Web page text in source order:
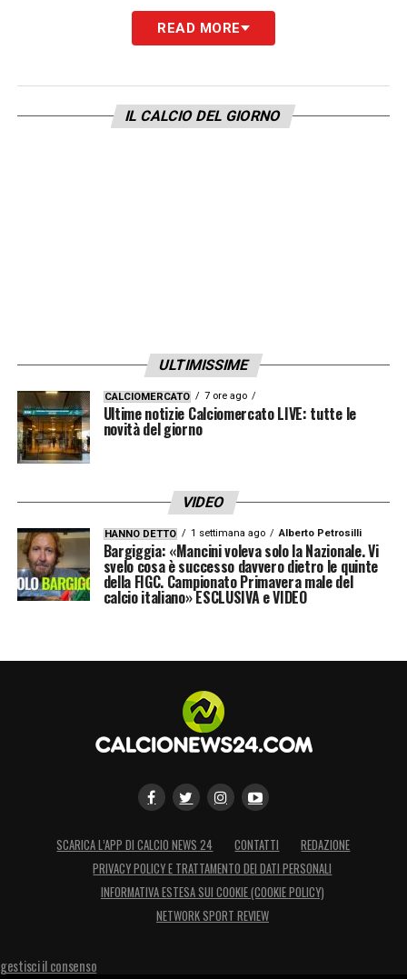
preparazione dei rossoblù di
Vincenzo Italiano: oggi la squadra ha svolto
a -2 da #BFCNapoli, la squadra si allenerà
READ MORE
IL CALCIO DEL GIORNO
ULTIMISSIME
CALCIOMERCATO 7 ore ago
Ultime notizie Calciomercato LIVE: tutte le
novità del giorno
VIDEO
HANNO DETTO 1 settimana ago Alberto Petrosilli
Bargiggia: «Mancini voleva solo la Nazionale. Vi
svelo cosa è successo davvero dietro le quinte
della FIGC. Campionato Primavera male del
calcio italiano» ESCLUSIVA e VIDEO
SCARICA L’APP DI CALCIO NEWS 24 CONTATTI
REDAZIONE
PRIVACY POLICY E TRATTAMENTO DEI DATI PERSONALI
INFORMATIVA ESTESA SUI COOKIE (COOKIE POLICY)
NETWORK SPORT REVIEW
gestisci il consenso